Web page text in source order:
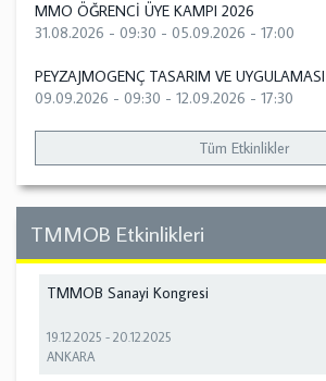
MMO ÖĞRENCİ ÜYE KAMPI 2026
31.08.2026 - 09:30 - 05.09.2026 - 17:00
PEYZAJMOGENÇ TASARIM VE
09.09.2026 - 09:30 - 12.09.2026 - 17:30
Tüm Etkinlikler
TMMOB Etkinlikleri
TMMOB Sanayi Kongresi
19.12.2025 -20.12.2025
ANKARA